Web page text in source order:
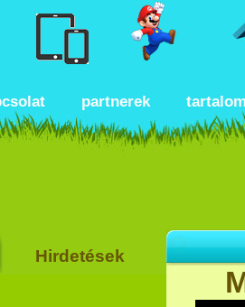
partnerek
Hirdetések